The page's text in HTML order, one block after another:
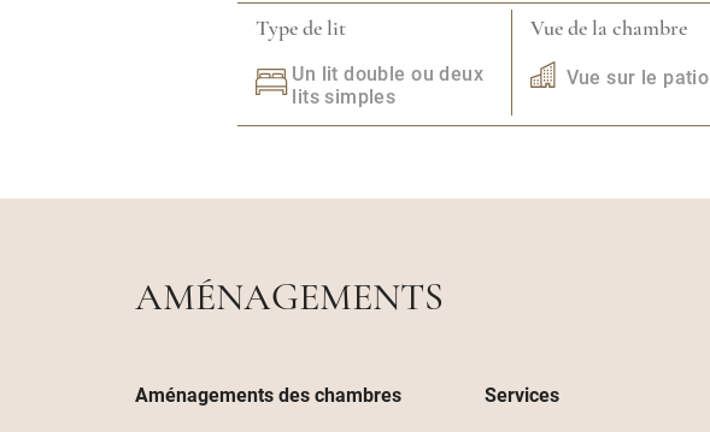
Type de lit
Un lit double ou deux
lits simples
Vue de la chambre
Vue sur le patio
AMÉNAGEMENTS
Aménagements des chambres Services